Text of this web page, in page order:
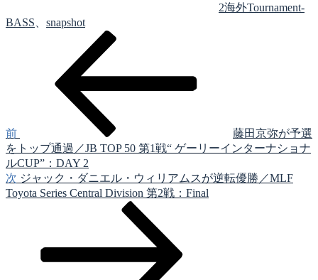
2海外Tournament-
BASS
snapshot
ゲ
ー
シ
ョ
前
藤田京弥が予選
をトップ通過／JB TOP 50 第1戦“ ゲーリーインターナショナ
ルCUP”：DAY 2
次
の
次 ジャック・ダニエル・ウィリアムスが逆転優勝／MLF
Toyota Series Central Division 第2戦：Final